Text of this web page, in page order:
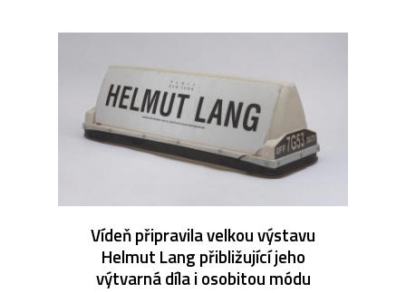
Vídeň připravila velkou výstavu
Helmut Lang přibližující jeho
výtvarná díla i osobitou módu